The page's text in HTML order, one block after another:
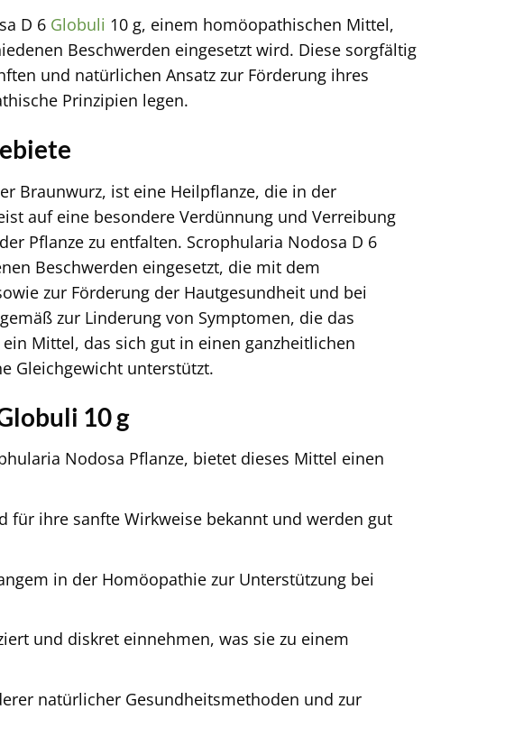
D 6 Globuli 10 g, einem homöopathischen Mittel,
Beschwerden eingesetzt wird. Diese sorgfältig
und natürlichen Ansatz zur Förderung ihres
Prinzipien legen.
Braunwurz, ist eine Heilpflanze, die in der
auf eine besondere Verdünnung und Verreibung
Pflanze zu entfalten. Scrophularia Nodosa D 6
Beschwerden eingesetzt, die mit dem
zur Förderung der Hautgesundheit und bei
zur Linderung von Symptomen, die das
Mittel, das sich gut in einen ganzheitlichen
Gleichgewicht unterstützt.
10 g
Nodosa Pflanze, bietet dieses Mittel einen
für ihre sanfte Wirkweise bekannt und werden gut
in der Homöopathie zur Unterstützung bei
und diskret einnehmen, was sie zu einem
natürlicher Gesundheitsmethoden und zur